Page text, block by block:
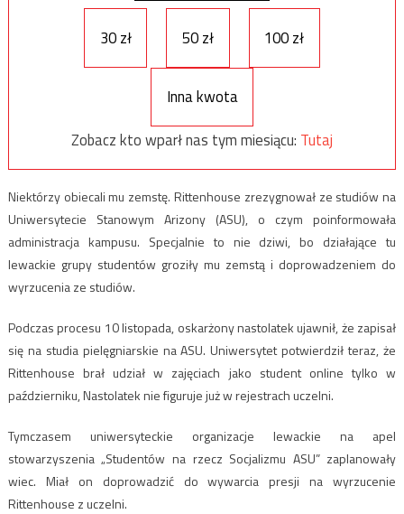
30 zł 50 zł 100 zł
Inna kwota
Zobacz kto wparł nas tym miesiącu: Tutaj
Niektórzy obiecali mu zemstę. Rittenhouse zrezygnował ze studiów na
Uniwersytecie Stanowym Arizony (ASU), o czym poinformowała
administracja kampusu. Specjalnie to nie dziwi, bo działające tu
lewackie grupy studentów groziły mu zemstą i doprowadzeniem do
wyrzucenia ze studiów.
Podczas procesu 10 listopada, oskarżony nastolatek ujawnił, że zapisał
się na studia pielęgniarskie na ASU. Uniwersytet potwierdził teraz, że
Rittenhouse brał udział w zajęciach jako student online tylko w
październiku, Nastolatek nie figuruje już w rejestrach uczelni.
Tymczasem uniwersyteckie organizacje lewackie na apel
stowarzyszenia „Studentów na rzecz Socjalizmu ASU” zaplanowały
wiec. Miał on doprowadzić do wywarcia presji na wyrzucenie
Rittenhouse z uczelni.